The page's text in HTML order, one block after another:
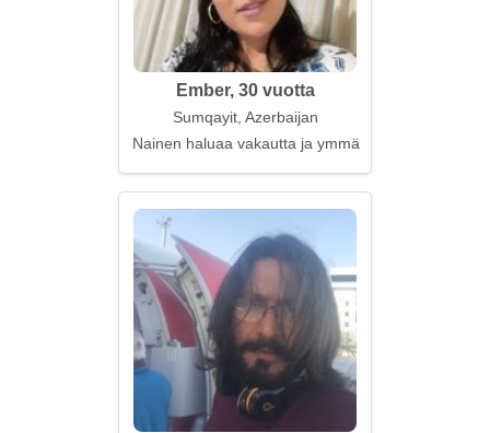
Ember, 30 vuotta
Sumqayit, Azerbaijan
Nainen haluaa vakautta ja ymmärrystä